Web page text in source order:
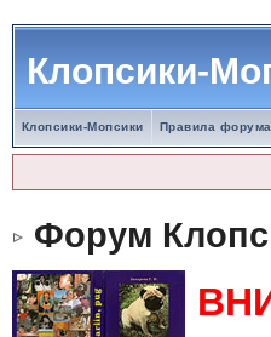
Клопсики-
Клопсики-Мопсики Правила форума
Форум